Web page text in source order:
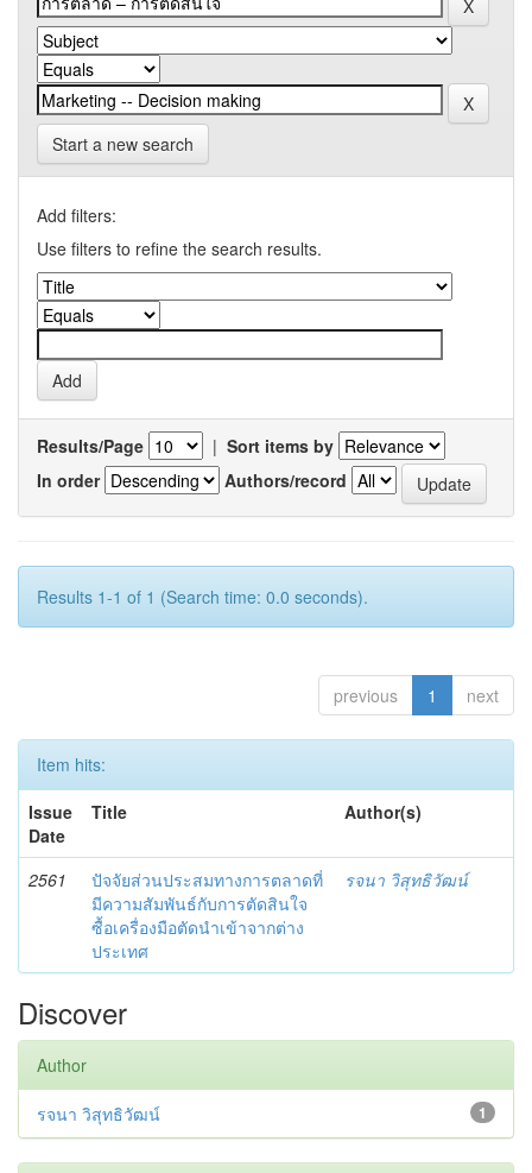
Start a new search
Add filters:
Use filters to refine the search results.
Results/Page | Sort items by
In order
Authors/record
Results 1-1 of 1 (Search time: 0.0 seconds).
previous 1 next
Item hits:
Issue
Date
Title Author(s)
2561
ปัจจัยส่วนประสมทางการตลาดที่
มีความสัมพันธ์กับการตัดสินใจ
ซื้อเครื่องมือตัดนำเข้าจากต่าง
ประเทศ
รจนา วิสุทธิวัฒน์
Discover
Author
1
รจนา วิสุทธิวัฒน์